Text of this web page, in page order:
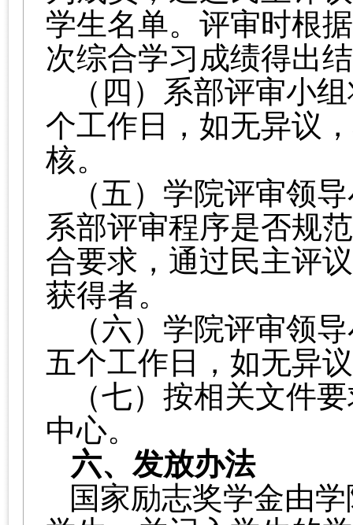
学生名单。评审时根据
次综合学习成绩得出
（四） 系部评审小组
个工作日，如无异议
核。
（五） 学院评审领
系部评审程序是否规
合要求，通过民主评
获得者。
（六） 学院评审领
五个工作日，如无异
（七） 按相关文件
中心。
六、 发放办法
国家励志奖学金由